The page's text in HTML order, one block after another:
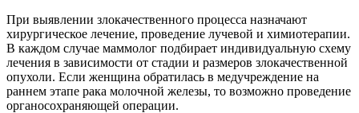
При выявлении злокачественного процесса назначают
хирургическое лечение, проведение лучевой и химиотерапии.
В каждом случае маммолог подбирает индивидуальную схему
лечения в зависимости от стадии и размеров злокачественной
опухоли. Если женщина обратилась в медучреждение на
раннем этапе рака молочной железы, то возможно проведение
органосохраняющей операции.